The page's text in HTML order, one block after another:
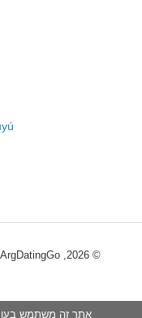
© 2026, ArgDatingGo |
אתר זה משתמש